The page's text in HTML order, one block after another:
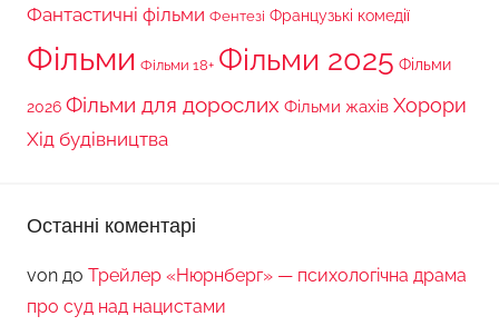
Фантастичні фільми Фентезі Французькі комедії
Фільми Фільми 18+ Фільми 2025 Фільми
2026 Фільми для дорослих Фільми жахів Хорори
Хід будівництва
Останні коментарі
von до Трейлер «Нюрнберг» — психологічна драма
про суд над нацистами